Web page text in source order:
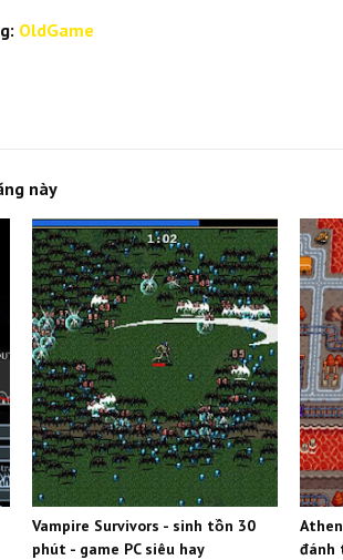
OldGame
này
Vampire Survivors - sinh tồn 30
phút - game PC siêu hay